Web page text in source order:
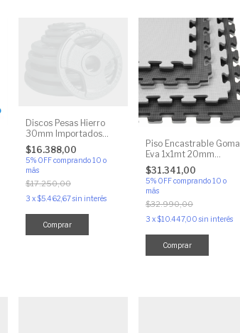
Discos Pesas Hierro
30mm Importados
Pintados (2,5 - 5 - 10 -
15 - 20)kg
$16.388,00
5% OFFcomprando 10 o
más
$17.250,00
3 x$5.462,67sin interés
Comprar
Piso Encastrable Goma
Eva 1x1mt 20mm
Tatami Gimnasio
$31.341,00
5% OFFcomprando 10 o
más
$32.990,00
3 x$10.447,00 sin interés
Comprar